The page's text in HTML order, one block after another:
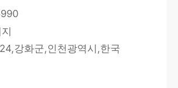
강화군,인천광역시,한국